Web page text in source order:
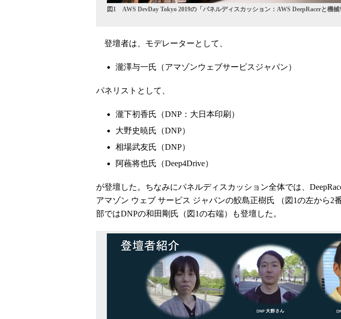
図1 AWS DevDay Tokyo 2019の「パネルディスカッション：AWS DeepRacerと機
登壇者は、モデレーターとして、
瀧澤与一氏（アマゾンウェブサービスジャパン）
パネリストとして、
瀧下初香氏（DNP：大日本印刷）
大野史暁氏（DNP）
相場武友氏（DNP）
阿蘓将也氏（Deep4Drive）
が登壇した。ちなみにパネルディスカッション全体では、
アマゾン ウェブ サービス ジャパンの鮫島正樹氏 （図1の左から2
部ではDNPの和田剛氏（図1の右端）も登壇した。